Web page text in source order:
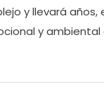
y llevará años,
y ambiental